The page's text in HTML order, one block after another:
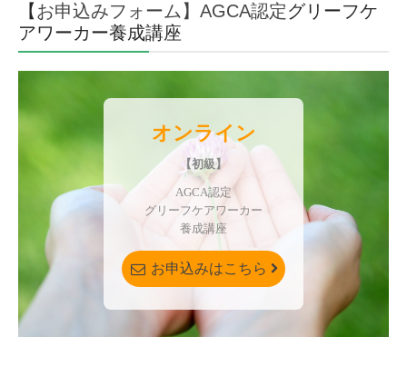
【 お申込みフォーム 】AGCA認定グリーフケ
アワーカー養成講座
オンライン
【初級】
AGCA認定
グリーフケアワーカー
養成講座
お申込みはこちら